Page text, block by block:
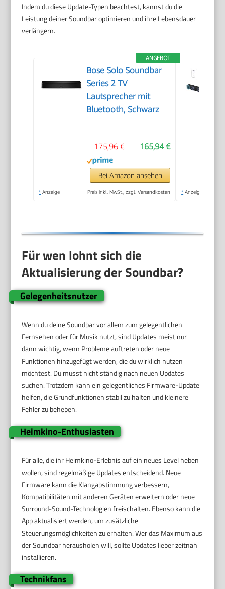
Indem du diese Update-Typen beachtest, kannst du die
Leistung deiner Soundbar optimieren und ihre Lebensdauer
verlängern.
ANGEBOT
Bose Solo Soundbar
Series 2 TV
Lautsprecher mit
Bluetooth, Schwarz
165,94 €
175,96 €
Bei Amazon ansehen
* Anzeige Preis inkl. MwSt., zzgl. Versandkosten * Anzeige
Für wen lohnt sich die
Aktualisierung der Soundbar?
Gelegenheitsnutzer
Wenn du deine Soundbar vor allem zum gelegentlichen
Fernsehen oder für Musik nutzt, sind Updates meist nur
dann wichtig, wenn Probleme auftreten oder neue
Funktionen hinzugefügt werden, die du wirklich nutzen
möchtest. Du musst nicht ständig nach neuen Updates
suchen. Trotzdem kann ein gelegentliches Firmware-Update
helfen, die Grundfunktionen stabil zu halten und kleinere
Fehler zu beheben.
Heimkino-Enthusiasten
Für alle, die ihr Heimkino-Erlebnis auf ein neues Level heben
wollen, sind regelmäßige Updates entscheidend. Neue
Firmware kann die Klangabstimmung verbessern,
Kompatibilitäten mit anderen Geräten erweitern oder neue
Surround-Sound-Technologien freischalten. Ebenso kann die
App aktualisiert werden, um zusätzliche
Steuerungsmöglichkeiten zu erhalten. Wer das Maximum aus
der Soundbar herausholen will, sollte Updates lieber zeitnah
installieren.
Technikfans